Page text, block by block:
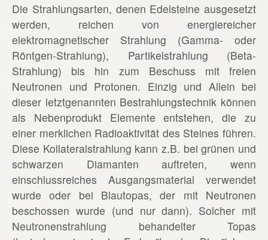
Die Strahlungsarten, denen Edelsteine ausgesetzt
werden, reichen von energiereicher
elektromagnetischer Strahlung (Gamma- oder
Röntgen-Strahlung), Partikelstrahlung (Beta-
Strahlung) bis hin zum Beschuss mit freien
Neutronen und Protonen. Einzig und Allein bei
dieser letztgenannten Bestrahlungstechnik können
als Nebenprodukt Elemente entstehen, die zu
einer merklichen Radioaktivität des Steines führen.
Diese Kollateralstrahlung kann z.B. bei grünen und
schwarzen Diamanten auftreten, wenn
einschlussreiches Ausgangsmaterial verwendet
wurde oder bei Blautopas, der mit Neutronen
beschossen wurde (und nur dann). Solcher mit
Neutronenstrahlung behandelter Topas